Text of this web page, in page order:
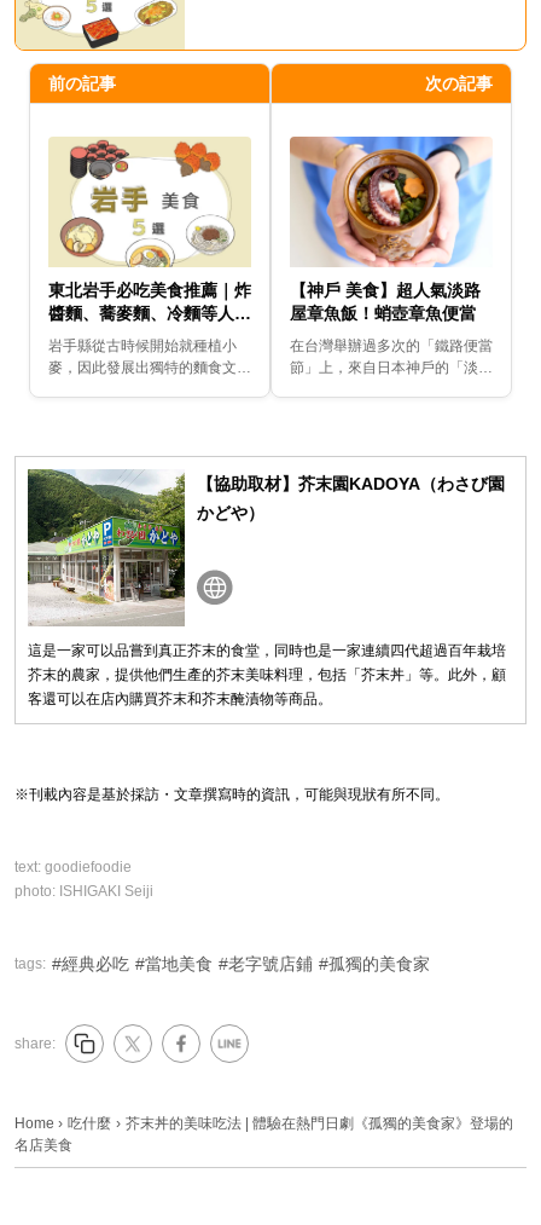
前の記事
東北岩手必吃美食推薦｜炸
醬麵、蕎麥麵、冷麵等人氣
料理5選
岩手縣從古時候開始就種植小
麥，因此發展出獨特的麵食文
岸。透過這篇文章一起來了解
一...
次の記事
【神戶 美食】超人氣淡路
屋章魚飯！蛸壺章魚便當
在台灣舉辦過多次的「鐵路便當
節」上，來自日本神戶的「淡路
便當，一開賣就售罄...
【協助取材】芥末園KADOYA（わさび園
かどや）
這是一家可以品嘗到真正芥末的食堂，同時也是一家連續四代超過百年栽培
芥末的農家，提供他們生產的芥末美味料理，包括「芥末丼」等。此外，顧
客還可以在店內購買芥末和芥末醃漬物等商品。
※刊載內容是基於採訪・文章撰寫時的資訊，可能與現狀有所不同。
text: goodiefoodie
photo: ISHIGAKI Seiji
tags: 經典必吃 當地美食 老字號店鋪 孤獨的美食家
share:
Home › 吃什麼 › 芥末丼的美味吃法 | 體驗在熱門日劇《孤獨的美食家》登場的
名店美食